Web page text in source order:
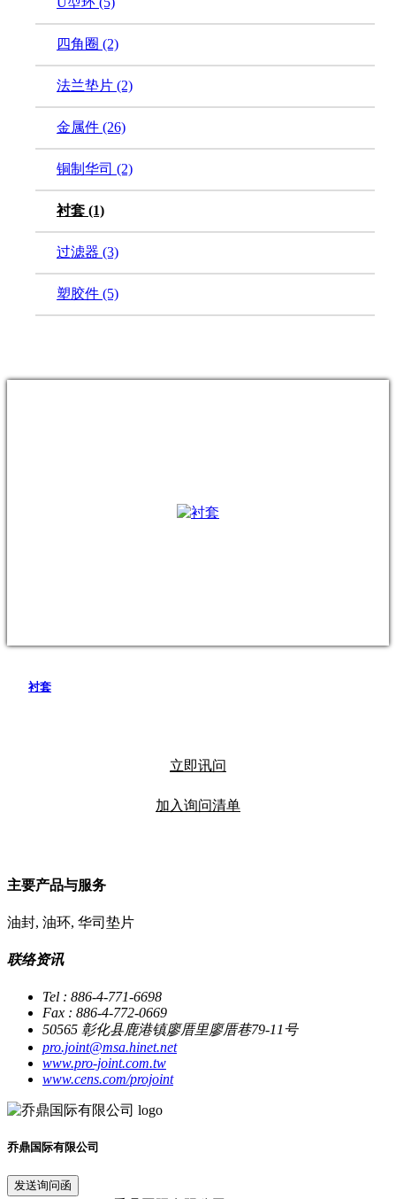
四角圈 (2)
法兰垫片 (2)
金属件 (26)
铜制华司 (2)
衬套 (1)
过滤器 (3)
塑胶件 (5)
衬套
立即讯问
加入询问清单
主要产品与服务
油封, 油环, 华司垫片
联络资讯
Tel : 886-4-771-6698
Fax : 886-4-772-0669
50565 彰化县鹿港镇廖厝里廖厝巷79-11号
pro.joint@msa.hinet.net
www.pro-joint.com.tw
www.cens.com/projoint
乔鼎国际有限公司
发送询问函